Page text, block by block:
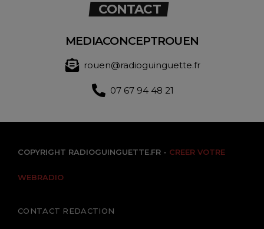
CONTACT
MEDIACONCEPTROUEN
rouen@radioguinguette.fr
07 67 94 48 21
COPYRIGHT RADIOGUINGUETTE.FR - CREER VOTRE
WEBRADIO
CONTACT REDACTION